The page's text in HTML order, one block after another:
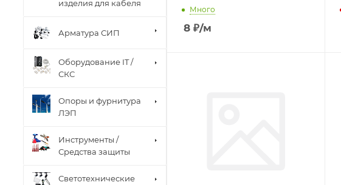
Много
8 ₽/м
изделия для кабеля
Арматура СИП
Оборудование IT /
СКС
Опоры и фурнитура
ЛЭП
Инструменты /
Средства защиты
Светотехнические